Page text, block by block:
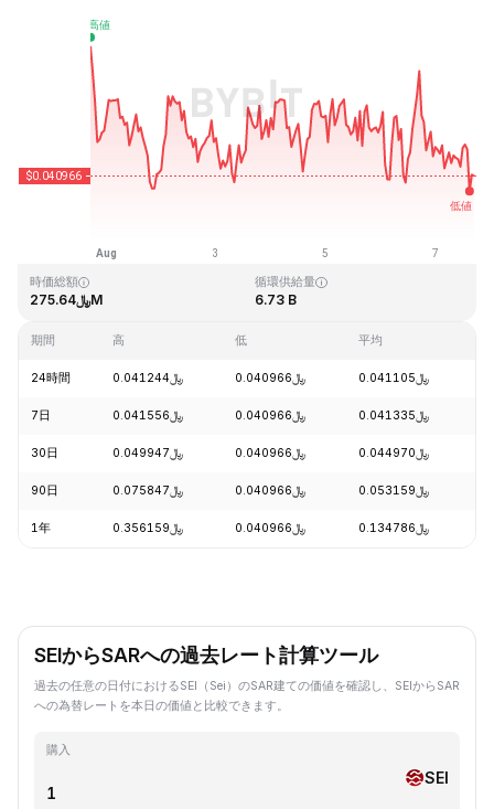
﷼0.040542
時価総額
﷼275.64M
循環供給量
6.73 B
期間 高 低 平均
24時間 ﷼0.041244 ﷼0.040966 ﷼0.041105
7日 ﷼0.041556 ﷼0.040966 ﷼0.041335
30日 ﷼0.049947 ﷼0.040966 ﷼0.044970
90日 ﷼0.075847 ﷼0.040966 ﷼0.053159
1年 ﷼0.356159 ﷼0.040966 ﷼0.134786
SEIからSARへの過去レート計算ツール
過去の任意の日付におけるSEI（Sei）のSAR建ての価値を確認し、SEIからSAR
への為替レートを本日の価値と比較できます。
購入
SEI